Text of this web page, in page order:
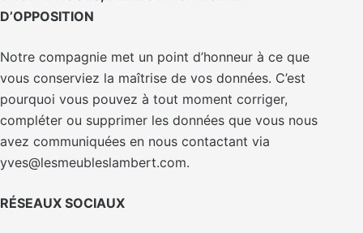
D’OPPOSITION
Notre compagnie met un point d’honneur à ce que
vous conserviez la maîtrise de vos données. C’est
pourquoi vous pouvez à tout moment corriger,
compléter ou supprimer les données que vous nous
avez communiquées en nous contactant via
yves@lesmeubleslambert.com.
RÉSEAUX SOCIAUX